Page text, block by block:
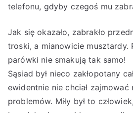
telefonu, gdyby czegoś mu
Jak się okazało, zabrakło
troski, a mianowicie musztardy.
parówki nie smakują tak samo!
Sąsiad był nieco zakłopotany
ewidentnie nie chciał
problemów. Miły był to